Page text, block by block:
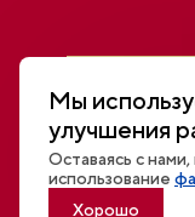
Мы
улучшения
Оставаясь с
использование
Хорошо